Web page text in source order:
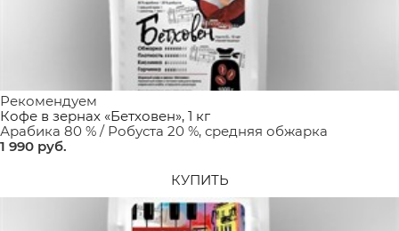
Рекомендуем
Кофе в зернах «Бетховен», 1 кг
Арабика 80 % / Робуста 20 %, средняя обжарка
1 990 руб.
КУПИТЬ